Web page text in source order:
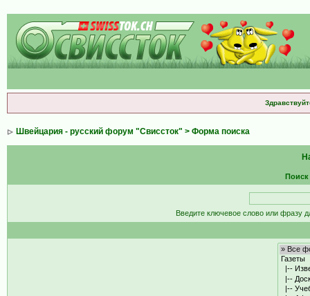
Швейцария - русский форум "Свиссток" > Форма поиска
Введите ключевое слово или фразу